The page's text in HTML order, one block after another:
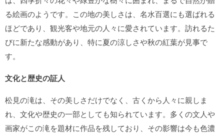
る絵画のようです。この地の美しさは、名水百選にも選ばれる
ほどであり、観光客や地元の人々に愛されています。訪れるた
びに新たな感動があり、特に夏の涼しさや秋の紅葉が見事で
す。
文化と歴史の証人
松見の滝は、その美しさだけでなく、古くから人々に親しま
れ、文化や歴史の一部としても知られています。多くの文人や
画家がこの滝を題材に作品を残しており、その影響は今も色濃